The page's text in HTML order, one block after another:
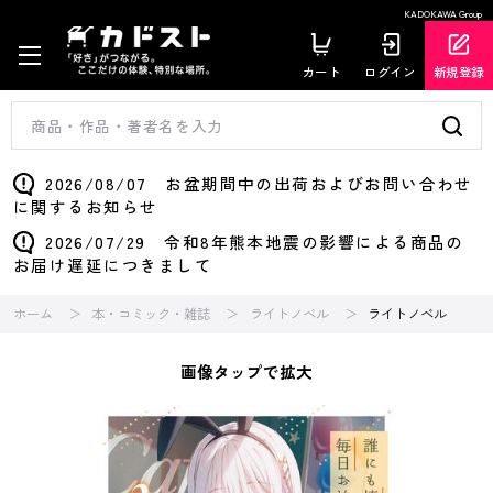
KADOKAWA Group
カート ログイン 新規登録
2026/08/07 お盆期間中の出荷およびお問い合わせ
に関するお知らせ
2026/07/29 令和8年熊本地震の影響による商品の
お届け遅延につきまして
ホーム 本・コミック・雑誌 ライトノベル ライトノベル
画像タップで拡大